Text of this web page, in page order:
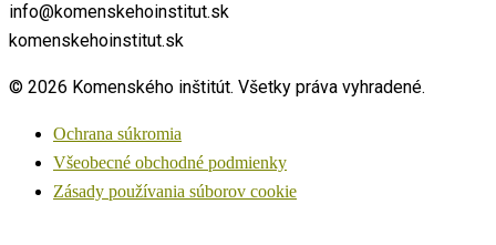
info@komenskehoinstitut.sk
komenskehoinstitut.sk
© 2026 Komenského inštitút. Všetky práva vyhradené.
Ochrana súkromia
Všeobecné obchodné podmienky
Zásady používania súborov cookie